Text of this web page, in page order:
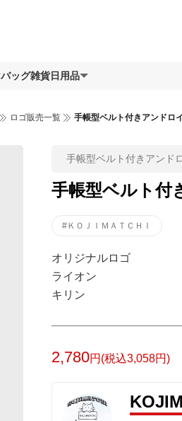
バッグ雑貨日用品
ロゴ販売一覧 手帳型ベルト付きアンドロ
手帳型ベルト付きアンド
手帳型ベルト付
#ＫＯＪＩＭＡＴＣＨＩ
オリジナルロゴ
ライオン
キリン
2,780円(税込3,058円)